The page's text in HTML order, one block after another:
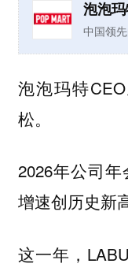
泡泡
中国领
泡泡玛特
松。
2026年公司
增速创历史新
这一年，